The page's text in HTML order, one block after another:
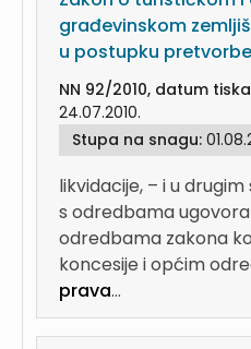
građevinskom
u postupku
NN 92/2010, datum
24.07.2010.
Stupa na snagu:
likvidacije, – i u
s odredbama
odredbama zakona
koncesije i općim
prava...